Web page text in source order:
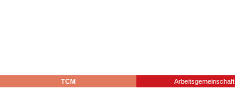
TCM Arbeitsgemeinschaft